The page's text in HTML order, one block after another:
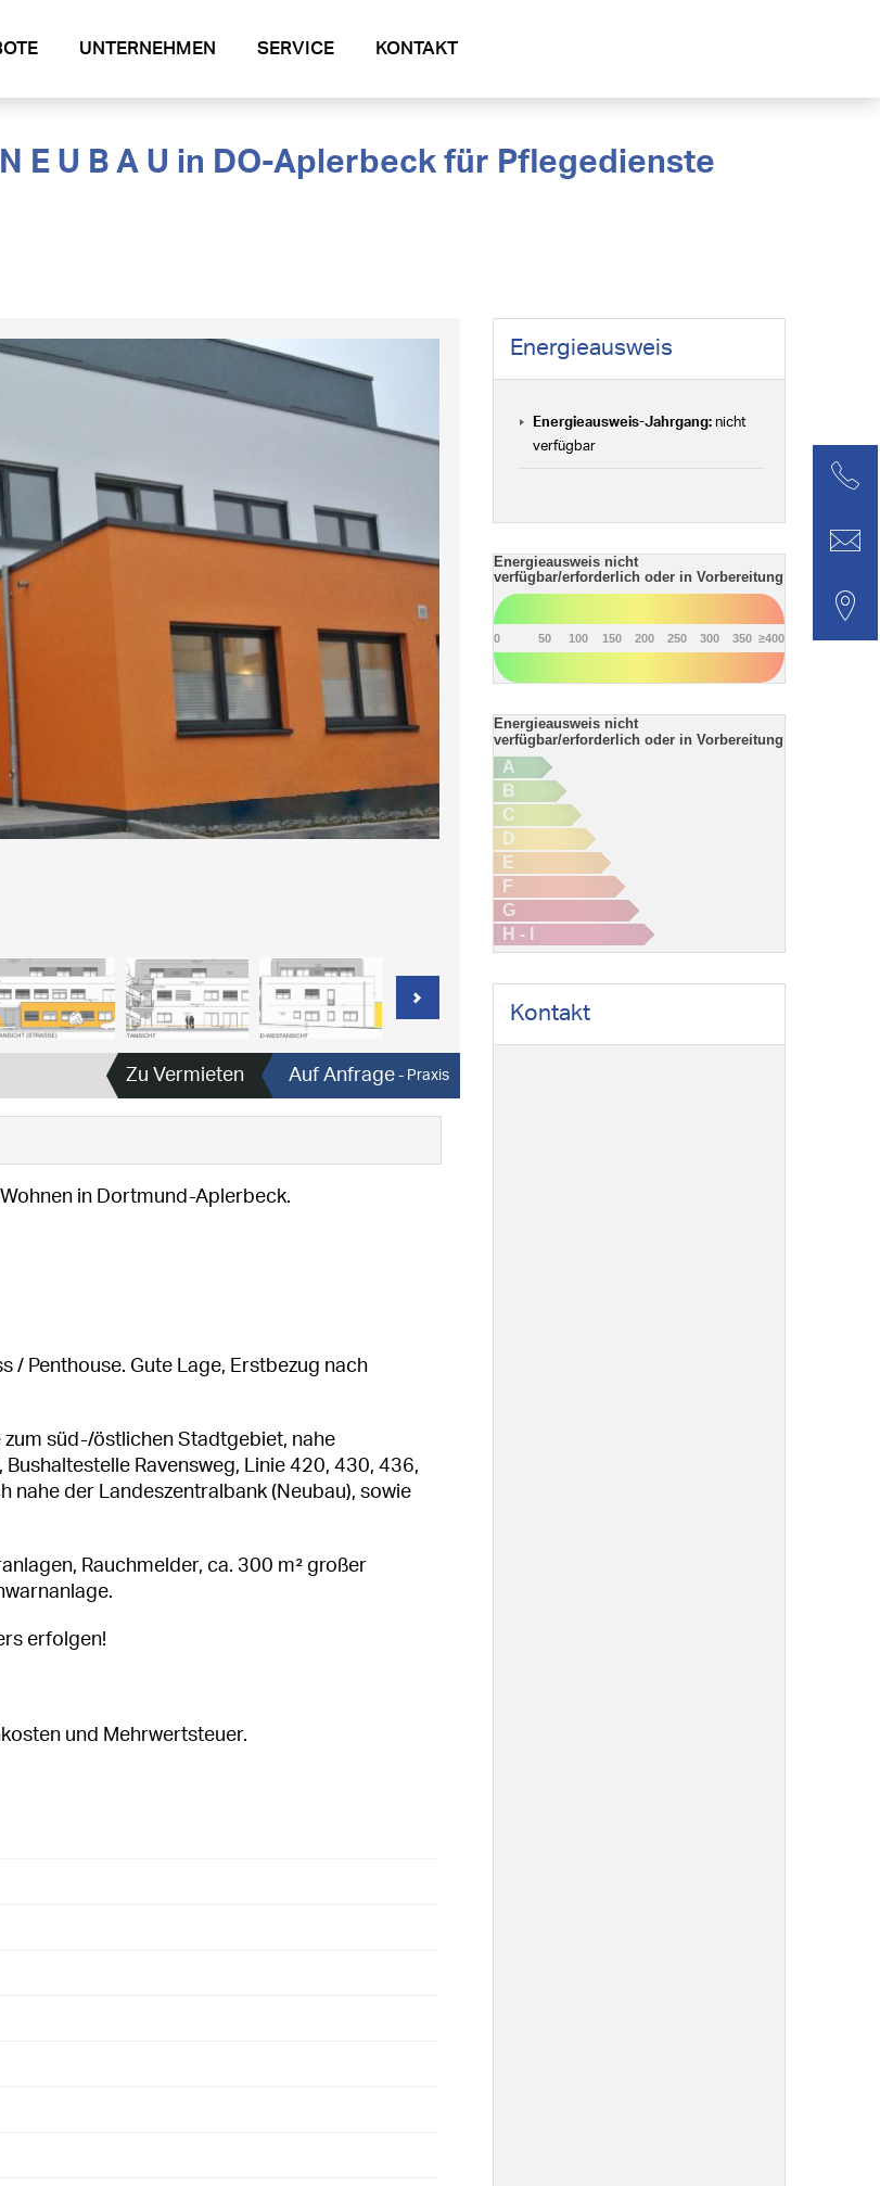
UNTERNEHMEN SERVICE KONTAKT
Zu Vermieten Auf Anfrage - Praxis
in Dortmund-Aplerbeck.
/ Penthouse. Gute Lage, Erstbezug nach
süd-/östlichen Stadtgebiet, nahe
Ravensweg, Linie 420, 430, 436,
nahe der Landeszentralbank (Neubau), sowie
Rauchmelder, ca. 300 m² großer
erfolgen!
und Mehrwertsteuer.
Energieausweis
Energieausweis-Jahrgang: nicht
verfügbar
Energieausweis nicht
verfügbar/erforderlich oder in Vorbereitung
0 50 100 150 200 250 300 350 ≥400
Energieausweis nicht
verfügbar/erforderlich oder in Vorbereitung
A
B
C
D
E
F
G
H - I
Kontakt